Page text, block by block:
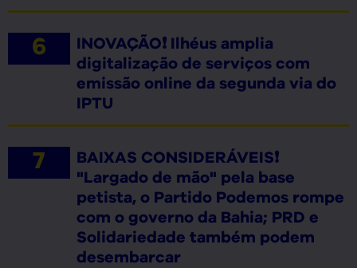
INOVAÇÃO❗ Ilhéus amplia
digitalização de serviços com
emissão online da segunda via do
IPTU
BAIXAS CONSIDERÁVEIS❗
"Largado de mão" pela base
petista, o Partido Podemos rompe
com o governo da Bahia; PRD e
Solidariedade também podem
desembarcar